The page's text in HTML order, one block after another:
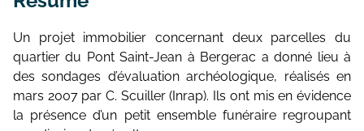
Un projet immobilier concernant deux parcelles du
quartier du Pont Saint-Jean à Bergerac a donné lieu à
des sondages d’évaluation archéologique, réalisés en
mars 2007 par C. Scuiller (Inrap). Ils ont mis en évidence
la présence d’un petit ensemble funéraire regroupant